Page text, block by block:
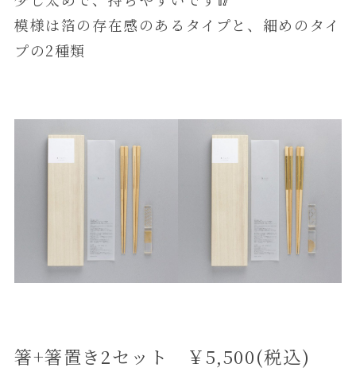
模様は箔の存在感のあるタイプと、細めのタイ
プの2種類
箸+箸置き2セット ￥5,500(税込)